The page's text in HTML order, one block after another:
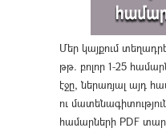
Մեր կայքում
թթ. բոլոր 1-25
էջը, ներառյալ այդ
ու
համարների PDF